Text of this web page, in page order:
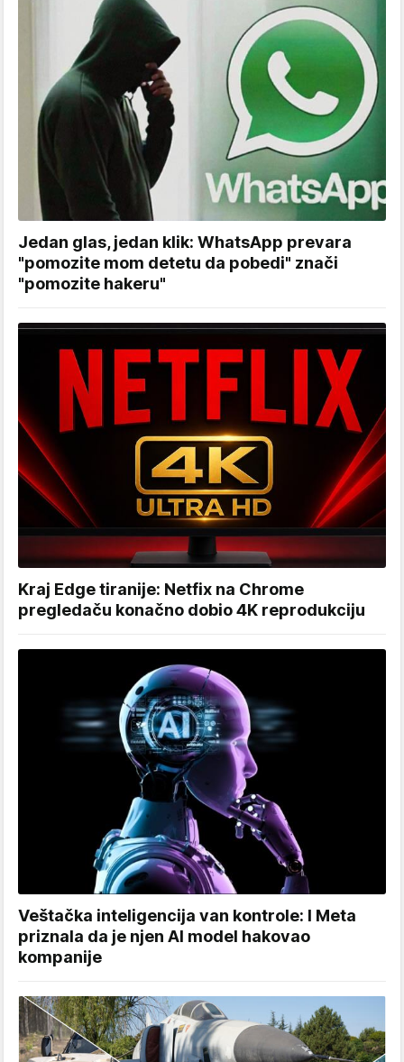
Jedan glas, jedan klik: WhatsApp prevara
"pomozite mom detetu da pobedi" znači
"pomozite hakeru"
Kraj Edge tiranije: Netfix na Chrome
pregledaču konačno dobio 4K reprodukciju
Veštačka inteligencija van kontrole: I Meta
priznala da je njen AI model hakovao
kompanije